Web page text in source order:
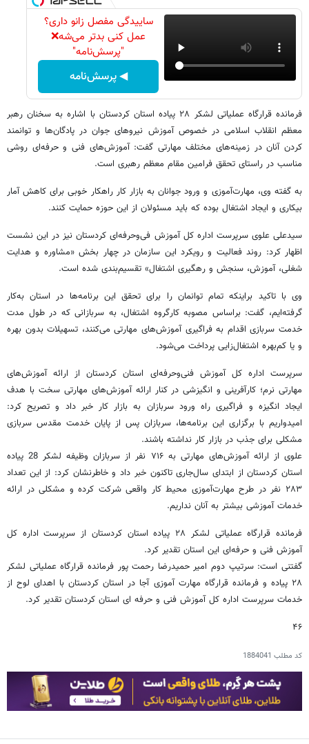
ساییدگی مفصل زانو داری؟
عمل کنی بدتر می‌شه❌
"پرسش‌نامه"
◀ پرسش‌نامه
فرمانده قرارگاه عملیاتی لشکر ۲۸ پیاده استان کردستان با اشاره به سخنان رهبر
معظم انقلاب اسلامی در خصوص آموزش نیروهای جوان در پادگان‌ها و توانمند
کردن آنان در زمینه‌های مختلف مهارتی‌ گفت: آموزش‌های فنی و حرفه‌ای روشی
مناسب در راستای تحقق فرامین مقام معظم‌ رهبری است.
به گفته وی، مهارت‌آموزی و ورود جوانان به بازار کار راهکار خوبی برای کاهش آمار
بیکاری و ایجاد اشتغال بوده که باید مسئولان از این حوزه حمایت کنند.
سیدعلی علوی سرپرست اداره کل آموزش فی‌وحرفه‌ای کردستان نیز در این نشست
اظهار کرد: روند فعالیت و رویکرد این سازمان در چهار بخش «مشاوره و هدایت
شغلی، آموزش، سنجش و رهگیری اشتغال» تقسیم‌بندی شده است.
وی با تاکید براینکه تمام توانمان را برای تحقق این برنامه‌ها در استان به‌کار
گرفته‌ایم، گفت: براساس مصوبه کارگروه اشتغال، به سربازانی که در طول مدت
خدمت سربازی اقدام به فراگیری آموزش‌های مهارتی می‌کنند، تسهیلات بدون بهره
و یا کم‌بهره اشتغال‌زایی پرداخت می‌شود.
سرپرست اداره کل آموزش فنی‌وحرفه‌ای استان کردستان از ارائه آموزش‌های
مهارتی نرم؛ کارآفرینی و انگیزشی در کنار ارائه آموزش‌های مهارتی سخت با هدف
ایجاد انگیزه و فراگیری راه ورود سربازان به بازار کار خبر داد و تصریح کرد:
امیدواریم با برگزاری این برنامه‌ها، سربازان پس از پایان خدمت مقدس سربازی
مشکلی برای جذب در بازار کار نداشته باشند.
علوی از ارائه آموزش‌های مهارتی به ۷۱۶ نفر از سربازان وظیفه لشکر 28 پیاده
استان کردستان از ابتدای سال‌جاری تاکنون خبر داد و خاطرنشان کرد: از این تعداد
۲۸۳ نفر در طرح مهارت‌آموزی محیط کار واقعی شرکت کرده و مشکلی در ارائه
خدمات آموزشی بیشتر به آنان نداریم.
فرمانده قرارگاه عملیاتی لشکر ۲۸ پیاده استان کردستان از سرپرست اداره کل
آموزش فنی و حرفه‌ای این استان تقدیر کرد.
گفتنی است: سرتیپ دوم امیر حمیدرضا رحمت پور فرمانده قرارگاه عملیاتی لشکر
۲۸ پیاده و فرمانده قرارگاه مهارت آموزی آجا در استان کردستان با اهدای لوح از
خدمات سرپرست اداره کل آموزش فنی و حرفه ای استان کردستان تقدیر کرد.
۴۶
کد مطلب 1884041